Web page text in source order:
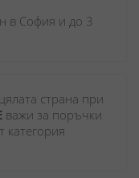
в София и до 3
страна при
важи за поръчки
категория